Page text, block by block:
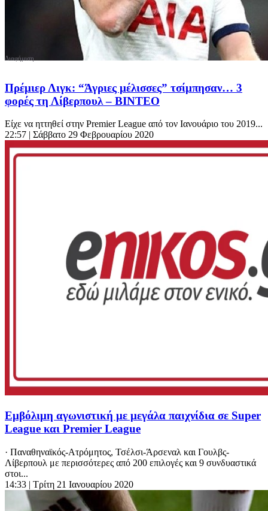
Πρέμιερ Λιγκ: “Άγριες μέλισσες” τσίμπησαν… 3
φορές τη Λίβερπουλ – ΒΙΝΤΕΟ
Είχε να ηττηθεί στην Premier League από τον Ιανουάριο του 2019...
22:57 | Σάββατο 29 Φεβρουαρίου 2020
Εμβόλιμη αγωνιστική με μεγάλα παιχνίδια σε Super
League και Premier League
· Παναθηναϊκός-Ατρόμητος, Τσέλσι-Άρσεναλ και Γουλβς-
Λίβερπουλ με περισσότερες από 200 επιλογές και 9 συνδυαστικά
στοι...
14:33 | Τρίτη 21 Ιανουαρίου 2020